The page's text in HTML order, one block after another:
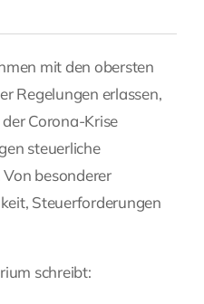
mit den obersten
Regelungen erlassen,
Corona-Krise
steuerliche
besonderer
Steuerforderungen
schreibt: